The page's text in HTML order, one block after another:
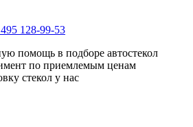
128-99-53
помощь в подборе автостекол
по приемлемым ценам
стекол у нас